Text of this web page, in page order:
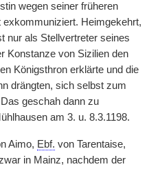
wegen seiner früheren
exkommuniziert. Heimgekehrt,
nur als Stellvertreter seines
Konstanze von Sizilien den
Königsthron erklärte und die
drängten, sich selbst zum
geschah dann zu
am 3. u. 8.3.1198.
Aimo, Ebf. von Tarentaise,
in Mainz, nachdem der